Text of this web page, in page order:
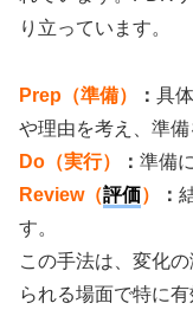
り立っています。
Prep（準備） ： 具
や理由を考え、準備
Do（実行）
： 準備
Review（評価） ：
す。
この手法は、変化
られる場面で特に